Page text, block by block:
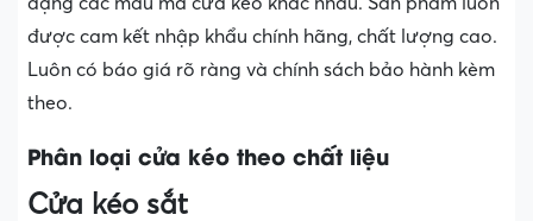
được cam kết nhập khẩu chính hãng, chất lượng cao.
Luôn có báo giá rõ ràng và chính sách bảo hành kèm
theo.
Phân loại cửa kéo theo chất liệu
Cửa kéo sắt